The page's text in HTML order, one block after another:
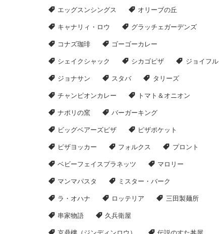
エッグスンシングス オリーブの丘
キャナリィ・ロウ グラッチェガーデンズ
コナズ珈琲 ゴーゴーカレー
シェイクシャック シカゴピザ ジョイフル
ジョナサン スタバ タリーズ
チャンピオンカレー トマト＆オニオン
ナポリの窯 バーガーキング
ビッグベアーズピザ ピザポケット
ピザヨッカー フォルクス プロント
ベビーフェイスプラネッツ マロリー
マンマパスタ ミスター・バーク
ラ・オハナ ロッテリア 三田製麺所
串家物語 久兵衛屋